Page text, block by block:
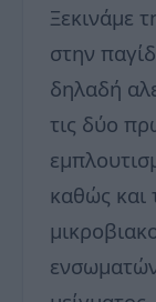
Ξεκινάμε
στην
δηλαδή
τις δύο
καθώς και